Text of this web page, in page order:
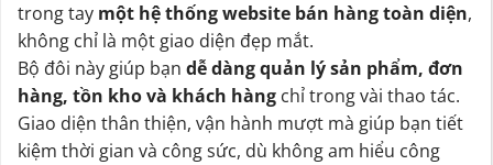
trong tay một hệ thống website bán hàng toàn diện,
không chỉ là một giao diện đẹp mắt.
Bộ đôi này giúp bạn dễ dàng quản lý sản phẩm, đơn
hàng, tồn kho và khách hàng chỉ trong vài thao tác.
Giao diện thân thiện, vận hành mượt mà giúp bạn tiết
kiệm thời gian và công sức, dù không am hiểu công